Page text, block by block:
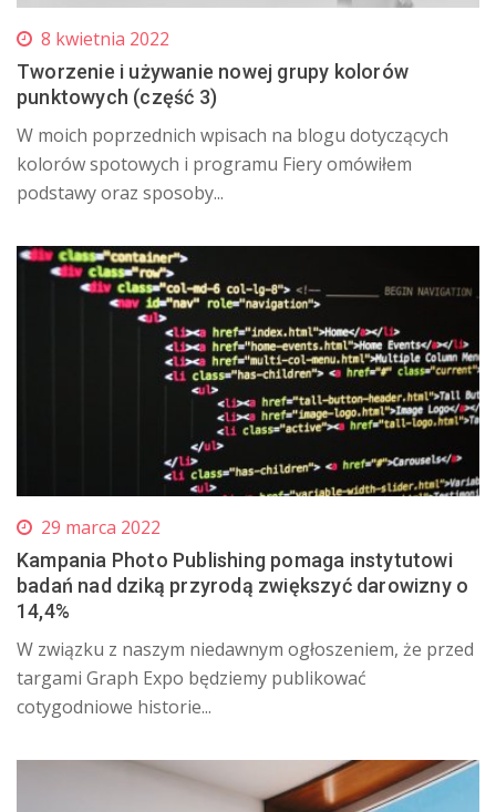
8 kwietnia 2022
Tworzenie i używanie nowej grupy kolorów
punktowych (część 3)
W moich poprzednich wpisach na blogu dotyczących
kolorów spotowych i programu Fiery omówiłem
podstawy oraz sposoby...
29 marca 2022
Kampania Photo Publishing pomaga instytutowi
badań nad dziką przyrodą zwiększyć darowizny o
14,4%
W związku z naszym niedawnym ogłoszeniem, że przed
targami Graph Expo będziemy publikować
cotygodniowe historie...